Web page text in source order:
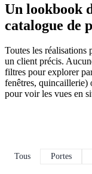
Un lookbook
catalogue de
Toutes les réalisations
un client précis.
filtres pour explorer
fenêtres, quincaillerie)
pour voir les vues en
Tous Portes